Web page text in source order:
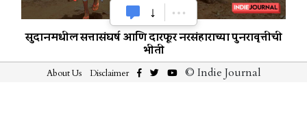
सुदानमधील सत्तासंघर्ष आणि दारफूर नरसंहाराच्या पुनरावृत्तीची
भीती
About Us Disclaimer © Indie Journal